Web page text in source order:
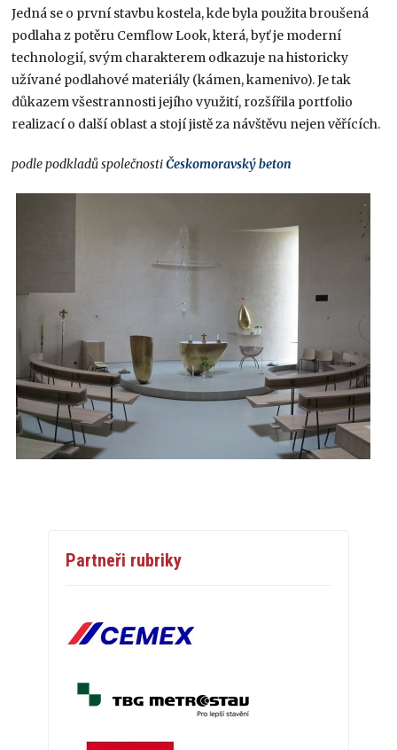
Jedná se o první stavbu kostela, kde byla použita broušená
podlaha z potěru Cemflow Look, která, byť je moderní
technologií, svým charakterem odkazuje na historicky
užívané podlahové materiály (kámen, kamenivo). Je tak
důkazem všestrannosti jejího využití, rozšířila portfolio
realizací o další oblast a stojí jistě za návštěvu nejen věřících.
podle podkladů společnostiČeskomoravský beton
Partneři rubriky